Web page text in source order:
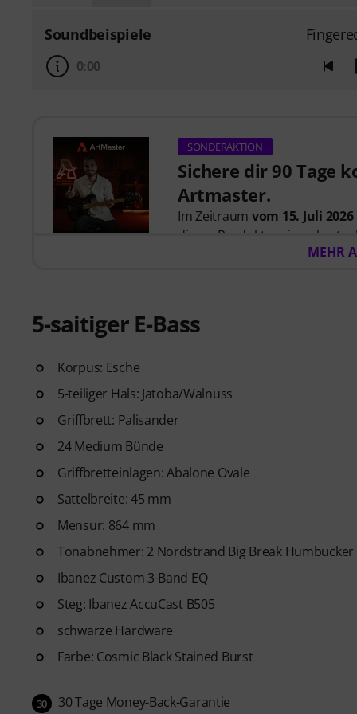
Soundbeispiele
0:00
SONDERAKTION
Sichere dir 90 Tage
Artmaster.
Im Zeitraum vom 15. Juli
dieses Produktes einen
Artmaster-Kurse bietet–
sind.
der für seinen ganzheitlichen
nächste Level heben werden.
MEHR
5-saitiger E-Bass
Korpus: Esche
5-teiliger Hals: Jatoba/Walnuss
Griffbrett: Palisander
24 Medium Bünde
Griffbretteinlagen: Abalone Ovale
Sattelbreite: 45 mm
Mensur: 864 mm
Tonabnehmer: 2 Nordstrand Big Break Humbucker
Ibanez Custom 3-Band EQ
Steg: Ibanez AccuCast B505
schwarze Hardware
Farbe: Cosmic Black Stained Burst
30 30 Tage Money-Back-Garantie